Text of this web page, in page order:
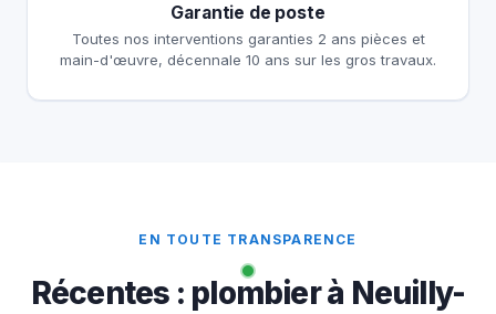
Garantie de poste
Toutes nos interventions garanties 2 ans pièces et
main-d'œuvre, décennale 10 ans sur les gros travaux.
EN TOUTE TRANSPARENCE
Récentes : plombier à Neuilly-